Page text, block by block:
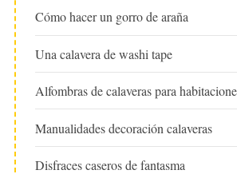
Cómo hacer un gorro de araña
Una calavera de washi tape
Alfombras de calaveras para
Manualidades decoración calaveras
Disfraces caseros de fantasma